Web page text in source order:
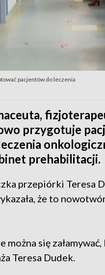
pacjentów do leczenia
przygotuje
prehabilitacji.
przepiórki Teresa
że to
się
Teresa Dudek.